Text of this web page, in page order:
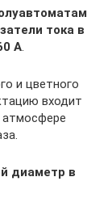
тока в
А.
и цветного
входит
атмосфере
диаметр в